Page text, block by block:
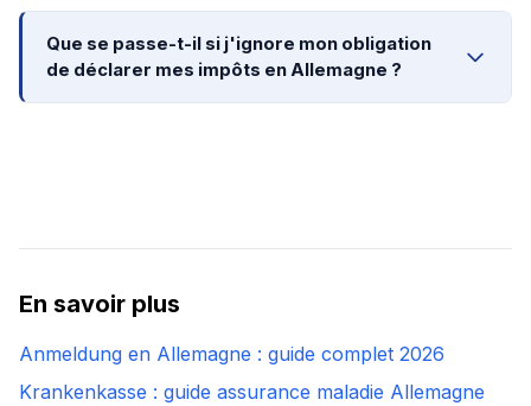
Que se passe-t-il si j'ignore mon obligation
de déclarer mes impôts en Allemagne ?
En savoir plus
Anmeldung en Allemagne : guide complet 2026
Krankenkasse : guide assurance maladie Allemagne